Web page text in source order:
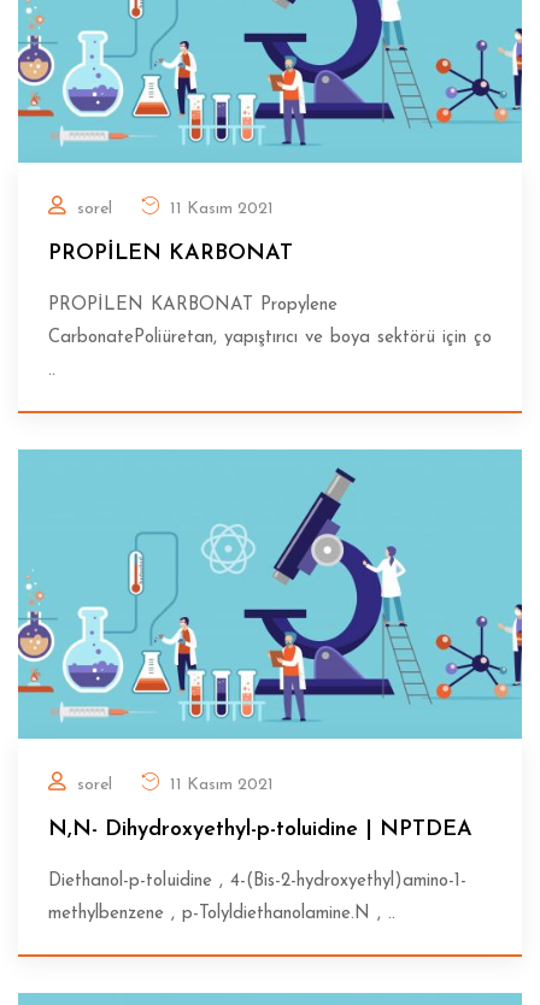
sorel 11 Kasım 2021
PROPİLEN KARBONAT
PROPİLEN KARBONAT Propylene
CarbonatePoliüretan, yapıştırıcı ve boya sektörü için ço
..
sorel 11 Kasım 2021
N,N- Dihydroxyethyl-p-toluidine | NPTDEA
Diethanol-p-toluidine , 4-(Bis-2-hydroxyethyl)amino-1-
methylbenzene , p-Tolyldiethanolamine.N , ..